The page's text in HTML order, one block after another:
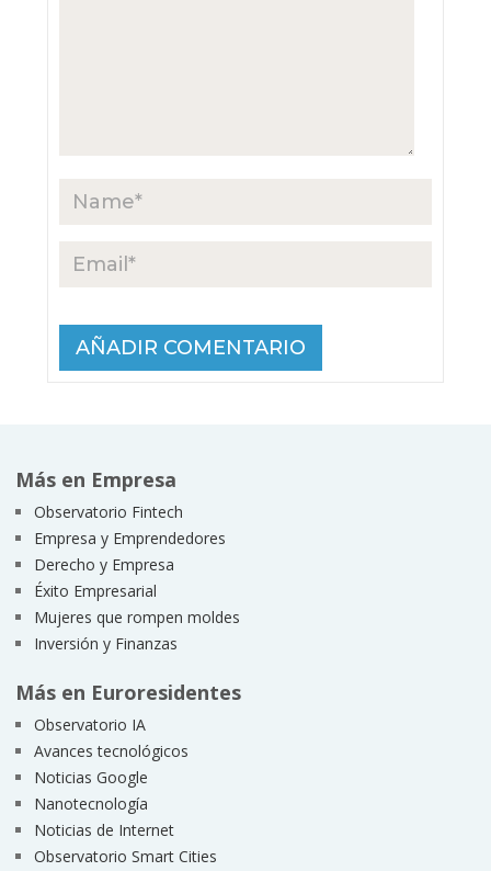
Más en Empresa
Observatorio Fintech
Empresa y Emprendedores
Derecho y Empresa
Éxito Empresarial
Mujeres que rompen moldes
Inversión y Finanzas
Más en Euroresidentes
Observatorio IA
Avances tecnológicos
Noticias Google
Nanotecnología
Noticias de Internet
Observatorio Smart Cities